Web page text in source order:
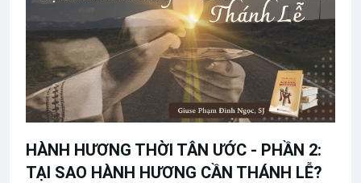
HÀNH HƯƠNG THỜI TÂN ƯỚC - PHẦN 2:
TẠI SAO HÀNH HƯƠNG CẦN THÁNH LỄ?